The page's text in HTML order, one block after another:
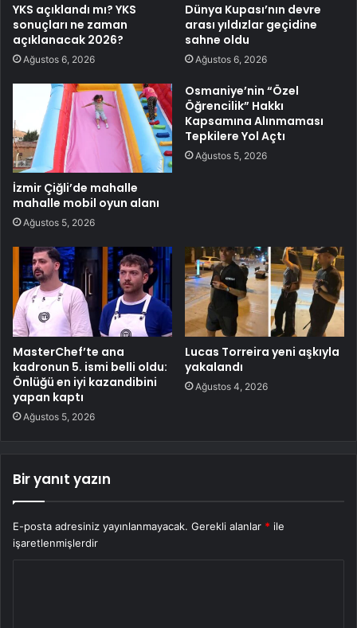
YKS açıklandı mı? YKS
sonuçları ne zaman
açıklanacak 2026?
Ağustos 6, 2026
Dünya Kupası’nın devre
arası yıldızlar geçidine
sahne oldu
Ağustos 6, 2026
İzmir Çiğli’de mahalle
mahalle mobil oyun alanı
Ağustos 5, 2026
Osmaniye’nin “Özel
Öğrencilik” Hakkı
Kapsamına Alınmaması
Tepkilere Yol Açtı
Ağustos 5, 2026
MasterChef’te ana
kadronun 5. ismi belli oldu:
Önlüğü en iyi kazandibini
yapan kaptı
Ağustos 5, 2026
Lucas Torreira yeni aşkıyla
yakalandı
Ağustos 4, 2026
Bir yanıt yazın
E-posta adresiniz yayınlanmayacak. Gerekli alanlar * ile
işaretlenmişlerdir